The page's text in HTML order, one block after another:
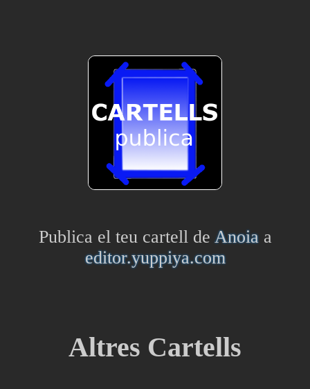
Publica el teu cartell de Anoiaa
editor.yuppiya.com
Altres Cartells